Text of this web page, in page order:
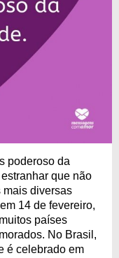
poderoso da
que não
mais diversas
14 de fevereiro,
países
No Brasil,
é celebrado em